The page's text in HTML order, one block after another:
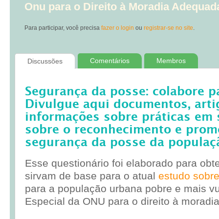
Onu para o Direito à Moradia
Para participar, você precisa fazer o login ou registrar-se no site.
Discussões Comentários Membros
Segurança da posse: colabore
Divulgue aqui documentos,
informações sobre práticas em
sobre o reconhecimento e
segurança da posse da
Esse questionário foi elaborado para
sirvam de base para o atual estudo
para a população urbana pobre e mais
Especial da ONU para o direito à